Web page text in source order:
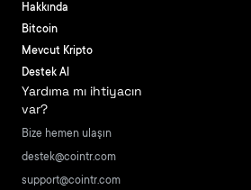
Hakkında
Bitcoin
Mevcut Kripto
Destek Al
Yardıma mı ihtiyacın
var?
Bize hemen ulaşın
destek@cointr.com
support@cointr.com